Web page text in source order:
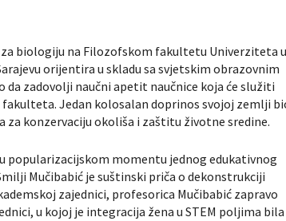
za biologiju na Filozofskom fakultetu Univerziteta
orijentira u skladu sa svjetskim obrazovnim
zadovolji naučni apetit naučnice koja će služiti
Jedan kolosalan doprinos svojoj zemlji
konzervaciju okoliša i zaštitu životne sredine.
popularizacijskom momentu jednog edukativnog
Mučibabić je suštinski priča o dekonstrukciji
zajednici, profesorica Mučibabić zapravo
u kojoj je integracija žena u STEM poljima bila